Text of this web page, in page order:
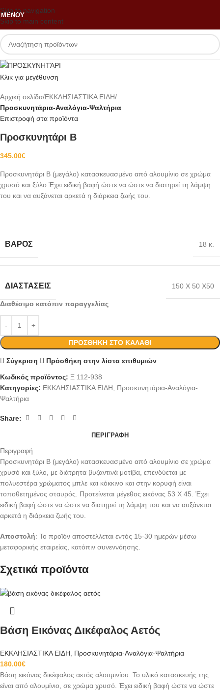
Skip to navigation
Skip to main content
ΜΕΝΟΎ
Κλικ για μεγέθυνση
Αρχική σελίδα ΕΚΚΛΗΣΙΑΣΤΙΚΑ ΕΙΔΗ
Προσκυνητάρια-Αναλόγια-Ψαλτήρια
Επιστροφή στα προϊόντα
Προσκυνητάρι Β
345.00€
Προσκυνητάρι Β (μεγάλο) κατασκευασμένο από αλουμίνιο σε χρώμα
χρυσό και ξύλο.Έχει ειδική βαφή ώστε να ώστε να διατηρεί τη λάμψη
του και να αυξάνεται αρκετά η διάρκεια ζωής του.
ΒΆΡΟΣ 18 κ.
ΔΙΑΣΤΆΣΕΙΣ 150 Χ 50 Χ50
Διαθέσιμο κατόπιν παραγγελίας
ΠΡΟΣΘΉΚΗ ΣΤΟ ΚΑΛΆΘΙ
Σύγκριση Πρόσθήκη στην λίστα επιθυμιών
Κωδικός προϊόντος: Ξ 112-938
Κατηγορίες: ΕΚΚΛΗΣΙΑΣΤΙΚΑ ΕΙΔΗ, Προσκυνητάρια-Αναλόγια-
Ψαλτήρια
Share:
ΠΕΡΙΓΡΑΦΉ
Περιγραφή
Προσκυνητάρι Β (μεγάλο) κατασκευασμένο από αλουμίνιο σε χρώμα
χρυσό και ξύλο, με διάτρητα βυζαντινά μοτίβα, επενδύεται με
πολυεστέρα χρώματος μπλε και κόκκινο και στην κορυφή είναι
τοποθετημένος σταυρός. Προτείνεται μέγεθος εικόνας 53 Χ 45. Έχει
ειδική βαφή ώστε να ώστε να διατηρεί τη λάμψη του και να αυξάνεται
αρκετά η διάρκεια ζωής του.
Αποστολή: Το προϊόν αποστέλλεται εντός 15-30 ημερών μέσω
μεταφορικής εταιρείας, κατόπιν συνεννόησης.
Σχετικά προϊόντα
Βάση Εικόνας Δικέφαλος Αετός
ΕΚΚΛΗΣΙΑΣΤΙΚΑ ΕΙΔΗ
Προσκυνητάρια-Αναλόγια-Ψαλτήρια
180.00€
Βάση εικόνας δικέφαλος αετός αλουμινίου. Το υλικό κατασκευής της
είναι από αλουμίνιο, σε χρώμα χρυσό. Έχει ειδική βαφή ώστε να ώστε